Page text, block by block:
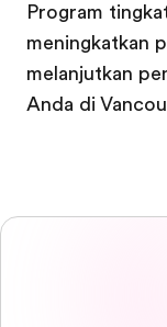
Program
meningkatkan
melanjutkan
Anda di